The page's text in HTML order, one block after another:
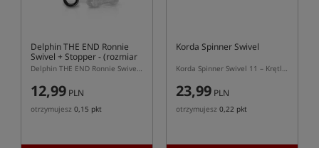
Delphin THE END Ronnie
Swivel + Stopper- (rozmiar
9)
Delphin THE END Ronnie Swivel + Stopper rozmiar 9 – krętlik do przyponów Ronnie Rig
12,99 PLN
otrzymujesz 0,15 pkt
Korda Spinner Swivel
Korda Spinner Swivel 11 – Krętlik do Spinner Riga
23,99 PLN
otrzymujesz 0,22 pkt